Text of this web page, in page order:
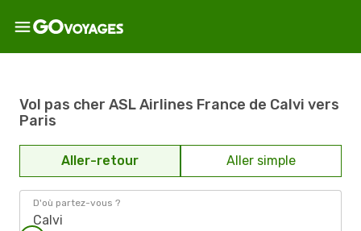
Vol pas cher ASL Airlines France de Calvi vers
Paris
Aller-retour Aller simple
D'où partez-vous ?
Calvi